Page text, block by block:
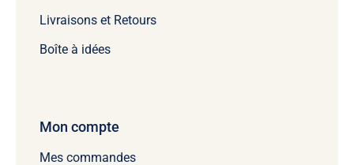
Livraisons et Retours
Boîte à idées
Mon compte
Mes commandes